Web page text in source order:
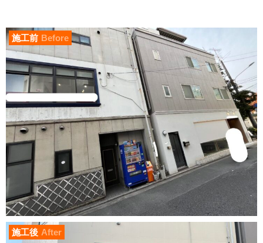
施工前 Before
施工後 After